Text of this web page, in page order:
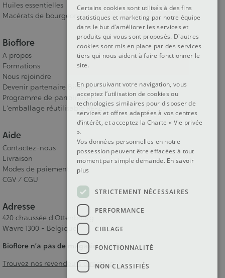
Huiles essentielles
Macérats de bourgeons
Bioflore
A propos
Formations
Nous rejoindre
Devenir partenaire Bioflore
Programme de parrainage
L'emballage réutilisable RE-ZIP
Aide
Contactez-nous
Livraison
Modes de paiement
CGV / CGU
Adresse
420 chaussée d'Ottenbourg
Wavre 1300 - Belgique
Bioflore n’a pas de magasin physique.
Trouvez nos revendeurs directs ici
ENGLISH
Certains cookies sont utilisés à des fins
statistiques et marketing par notre équipe
dans le but d'améliorer les services et
produits qui vous sont proposés. D'autres
cookies sont mis en place par des services
tiers qui nous aident à faire fonctionner le
site.
En poursuivant votre navigation, vous
acceptez l’utilisation de cookies ou
technologies similaires pour disposer de
services et offres adaptées à vos centres
d’intérêt, et acceptez la Charte « Vie privée
».
Vos données personnelles en notre
possession peuvent être effacées à tout
moment par simple demande. En savoir
plus
STRICTEMENT NÉCESSAIRES
PERFORMANCE
CIBLAGE
FONCTIONNALITÉ
NON CLASSIFIÉS